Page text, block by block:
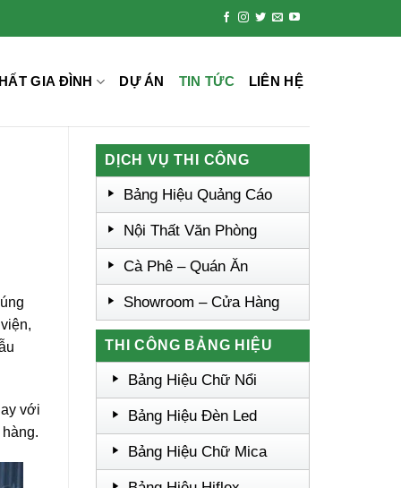
GIA ĐÌNH DỰ ÁN TIN TỨC LIÊN HỆ
với
DỊCH VỤ THI CÔNG
Bảng Hiệu Quảng Cáo
Nội Thất Văn Phòng
Cà Phê – Quán Ăn
Showroom – Cửa Hàng
THI CÔNG BẢNG HIỆU
Bảng Hiệu Chữ Nổi
Bảng Hiệu Đèn Led
Bảng Hiệu Chữ Mica